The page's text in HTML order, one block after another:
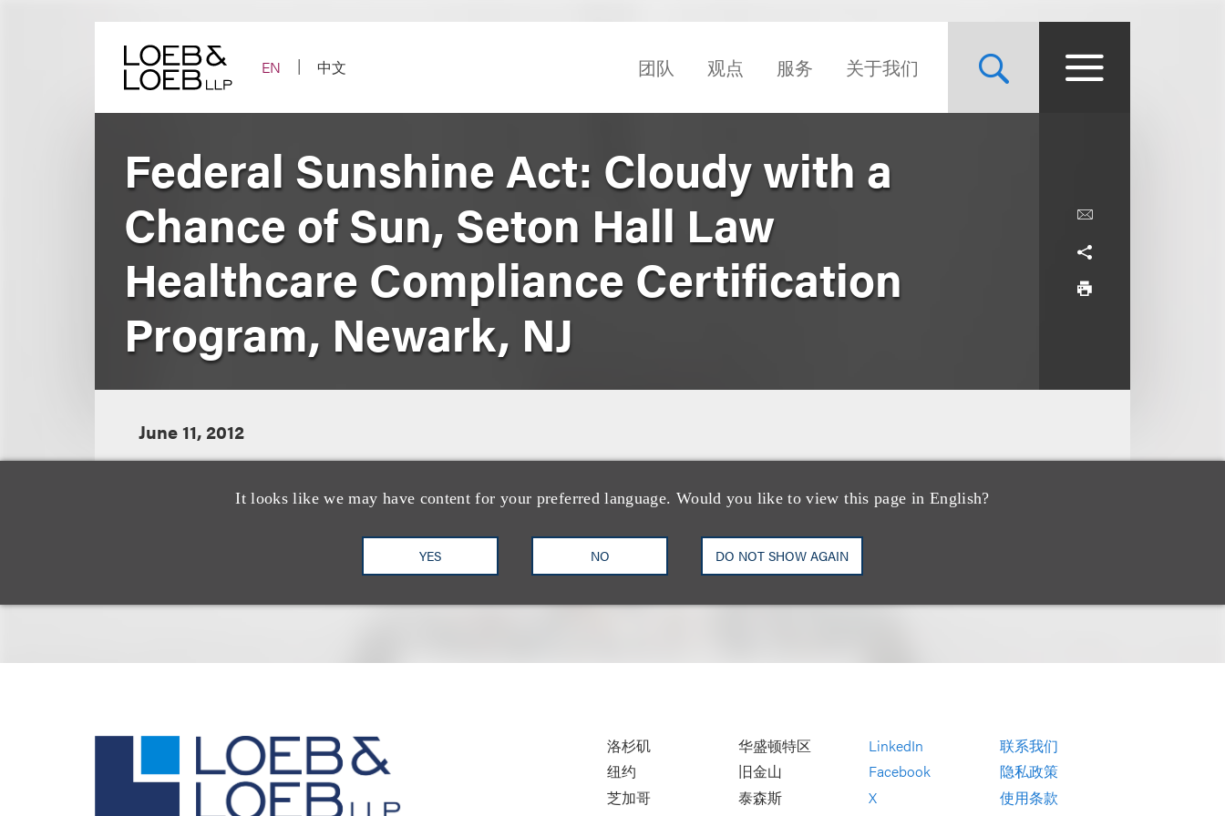
EN
中文 团队 观点 服务 关于我们
It looks like we may have content for your preferred language. Would you like to view this page in English?
YES NO DO NOT SHOW AGAIN
Federal Sunshine Act: Cloudy with a
Chance of Sun, Seton Hall Law
Healthcare Compliance Certification
Program, Newark, NJ
June 11, 2012
洛杉矶
纽约
芝加哥
华盛顿特区
旧金山
泰森斯
LinkedIn
Facebook
X
联系我们
隐私政策
使用条款